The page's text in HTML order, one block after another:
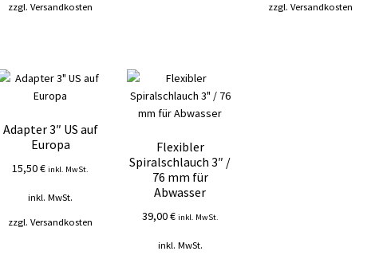
zzgl.Versandkosten zzgl. Versandkosten
Adapter 3″ US auf
Europa
15,50€ inkl. MwSt.
inkl. MwSt.
zzgl.Versandkosten
Flexibler
Spiralschlauch 3″ /
76 mm für
Abwasser
39,00€ inkl. MwSt.
inkl. MwSt.